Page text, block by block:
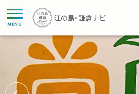
MENU